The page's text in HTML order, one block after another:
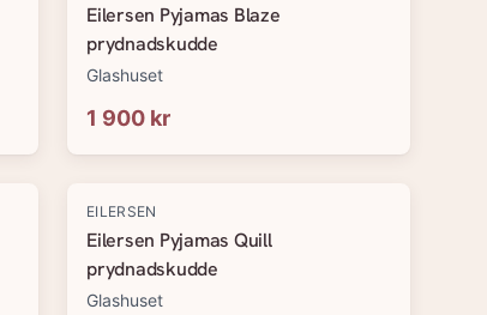
Eilersen Pyjamas Blaze
prydnadskudde
Glashuset
1 900 kr
EILERSEN
Eilersen Pyjamas Quill
prydnadskudde
Glashuset